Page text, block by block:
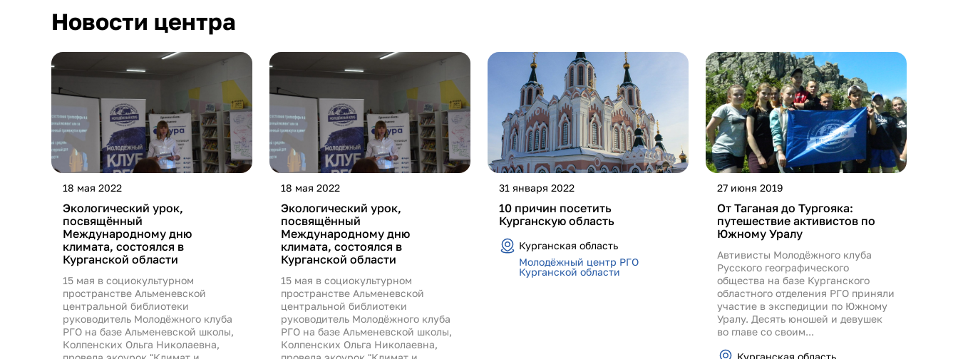
Новости центра
18 мая 2022
Экологический урок,
посвящённый
Международному дню
климата, состоялся в
Курганской области
15 мая в социокультурном
пространстве Альменевской
центральной библиотеки
руководитель Молодёжного клуба
РГО на базе Альменевской школы,
Колпенских Ольга Николаевна,
18 мая 2022
Экологический урок,
посвящённый
Международному дню
климата, состоялся в
Курганской области
15 мая в социокультурном
пространстве Альменевской
центральной библиотеки
руководитель Молодёжного клуба
РГО на базе Альменевской школы,
Колпенских Ольга Николаевна,
31 января 2022
10 причин посетить
Курганскую область
Курганская область
Молодёжный центр РГО
Курганской области
27 июня 2019
От Таганая до Тургояка:
путешествие активистов по
Южному Уралу
Автивисты Молодёжного клуба
Русского географического
общества на базе Курганского
областного отделения РГО приняли
участие в экспедиции по Южному
Уралу. Десять юношей и девушек
во главе со своим...
Курганская область